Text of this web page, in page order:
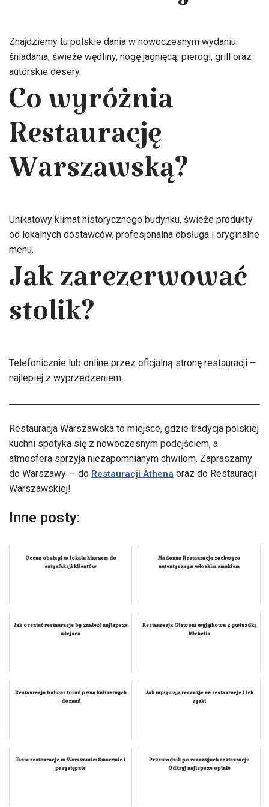
Znajdziemy tu polskie dania w nowoczesnym wydaniu:
śniadania, świeże wędliny, nogę jagnięcą, pierogi, grill oraz
autorskie desery.
Co wyróżnia
Restaurację
Warszawską?
Unikatowy klimat historycznego budynku, świeże produkty
od lokalnych dostawców, profesjonalna obsługa i oryginalne
menu.
Jak zarezerwować
stolik?
Telefonicznie lub online przez oficjalną stronę restauracji –
najlepiej z wyprzedzeniem.
Restauracja Warszawska to miejsce, gdzie tradycja polskiej
kuchni spotyka się z nowoczesnym podejściem, a
atmosfera sprzyja niezapomnianym chwilom. Zapraszamy
do Warszawy — do Restauracji Athena oraz do Restauracji
Warszawskiej!
Inne posty:
Ocena obsługi w lokalu kluczem do
satysfakcji klientów
Madonna Restauracja zachwyca
autentycznym włoskim smakiem
Jak oceniać restauracje by znaleźć najlepsze
miejsca
Restauracja Giewont wyjątkowa z gwiazdką
Michelin
Restauracja bulwar toruń pełna kulinarnych
doznań
Jak wpływają recenzje na restauracje i ich
zyski
Tanie restauracje w Warszawie: Smacznie i
przystępnie
Przewodnik po recenzjach restauracji:
Odkryj najlepsze opinie